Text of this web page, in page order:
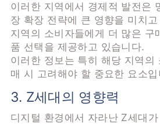
이러한 지역에서 경제적 발전은
장 확장 전략에 큰 영향을 미치
지역의 소비자들에게 더 많은 구
품 선택을 제공하고 있습니다.
이러한 정보는 특히 해당 지역의
매 시 고려해야 할 중요한 요소입
3. Z세대의 영향력
디지털 환경에서 자라난 Z세대